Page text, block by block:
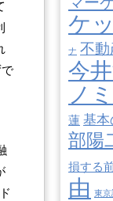
ケ
ナ 不
今
ノ
蓮 基本
部陽
損する
由 東京